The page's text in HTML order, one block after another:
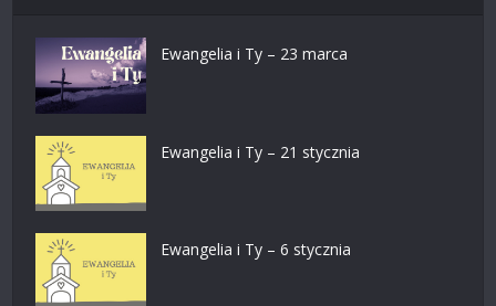
Ewangelia i Ty – 23 marca
Ewangelia i Ty – 21 stycznia
Ewangelia i Ty – 6 stycznia